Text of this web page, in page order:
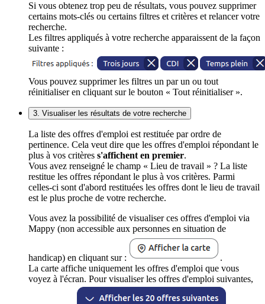
Si vous obtenez trop peu de résultats, vous pouvez supprimer
certains mots-clés ou certains filtres et critères et relancer votre
recherche.
Les filtres appliqués à votre recherche apparaissent de la façon
suivante :
Vous pouvez supprimer les filtres un par un ou tout
réinitialiser en cliquant sur le bouton « Tout réinitialiser ».
3. Visualiser les résultats de votre recherche
La liste des offres d'emploi est restituée par ordre de
pertinence. Cela veut dire que les offres d'emploi répondant le
plus à vos critères s'affichent en premier.
Vous avez renseigné le champ « Lieu de travail » ? La liste
restitue les offres répondant le plus à vos critères. Parmi
celles-ci sont d'abord restituées les offres dont le lieu de travail
est le plus proche de votre recherche.
Vous avez la possibilité de visualiser ces offres d'emploi via
Mappy (non accessible aux personnes en situation de
handicap) en cliquant sur :
.
La carte affiche uniquement les offres d'emploi que vous
voyez à l'écran. Pour visualiser les offres d'emploi suivantes,